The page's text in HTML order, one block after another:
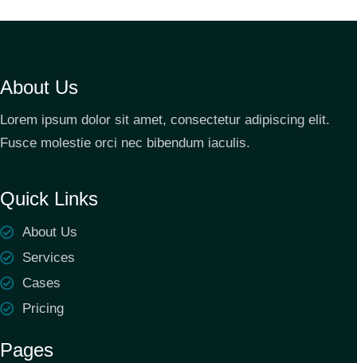
About Us
Lorem ipsum dolor sit amet, consectetur adipiscing elit.
Fusce molestie orci nec bibendum iaculis.
Quick Links
About Us
Services
Cases
Pricing
Pages